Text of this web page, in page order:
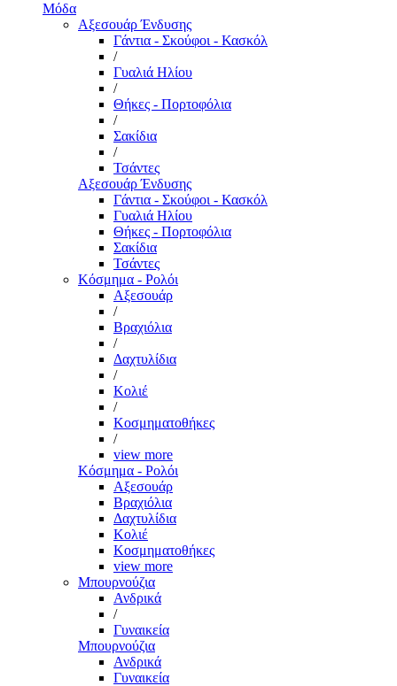
Μόδα
Αξεσουάρ Ένδυσης
Γάντια - Σκούφοι - Κασκόλ
/
Γυαλιά Ηλίου
/
Θήκες - Πορτοφόλια
/
Σακίδια
/
Τσάντες
Αξεσουάρ Ένδυσης
Γάντια - Σκούφοι - Κασκόλ
Γυαλιά Ηλίου
Θήκες - Πορτοφόλια
Σακίδια
Τσάντες
Κόσμημα - Ρολόι
Αξεσουάρ
/
Βραχιόλια
/
Δαχτυλίδια
/
Κολιέ
/
Κοσμηματοθήκες
/
view more
Κόσμημα - Ρολόι
Αξεσουάρ
Βραχιόλια
Δαχτυλίδια
Κολιέ
Κοσμηματοθήκες
view more
Μπουρνούζια
Ανδρικά
/
Γυναικεία
Μπουρνούζια
Ανδρικά
Γυναικεία